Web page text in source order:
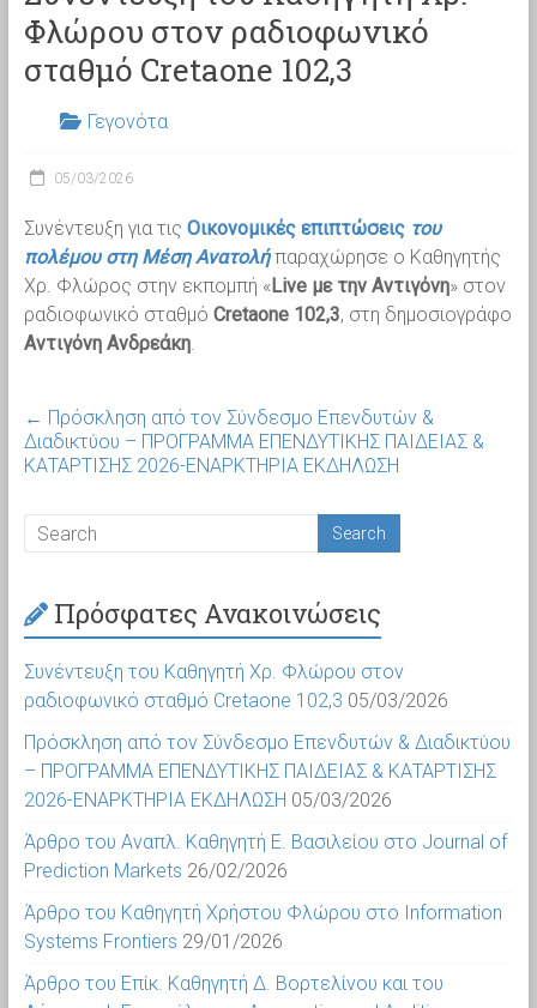
Φλώρου στον ραδιοφωνικό
σταθμό Cretaone 102,3
Γεγονότα
05/03/2026
Συνέντευξη για τις Οικονομικές επιπτώσεις του
πολέμου στη Μέση Ανατολή παραχώρησε ο Καθηγητής
Χρ. Φλώρος στην εκπομπή «Live με την Αντιγόνη» στον
ραδιοφωνικό σταθμό Cretaone 102,3, στη δημοσιογράφο
Αντιγόνη Ανδρεάκη.
← Πρόσκληση από τον Σύνδεσμο Επενδυτών &
Διαδικτύου – ΠΡΟΓΡΑΜΜΑ ΕΠΕΝΔΥΤΙΚΗΣ ΠΑΙΔΕΙΑΣ &
ΚΑΤΑΡΤΙΣΗΣ 2026-ΕΝΑΡΚΤΗΡΙΑ ΕΚΔΗΛΩΣΗ
Πρόσφατες Ανακοινώσεις
Συνέντευξη του Καθηγητή Χρ. Φλώρου στον
ραδιοφωνικό σταθμό Cretaone 102,3 05/03/2026
Πρόσκληση από τον Σύνδεσμο Επενδυτών & Διαδικτύου
– ΠΡΟΓΡΑΜΜΑ ΕΠΕΝΔΥΤΙΚΗΣ ΠΑΙΔΕΙΑΣ & ΚΑΤΑΡΤΙΣΗΣ
2026-ΕΝΑΡΚΤΗΡΙΑ ΕΚΔΗΛΩΣΗ 05/03/2026
Άρθρο του Αναπλ. Καθηγητή Ε. Βασιλείου στο Journal of
Prediction Markets 26/02/2026
Άρθρο του Καθηγητή Χρήστου Φλώρου στο Information
Systems Frontiers 29/01/2026
Άρθρο του Επίκ. Καθηγητή Δ. Βορτελίνου και του